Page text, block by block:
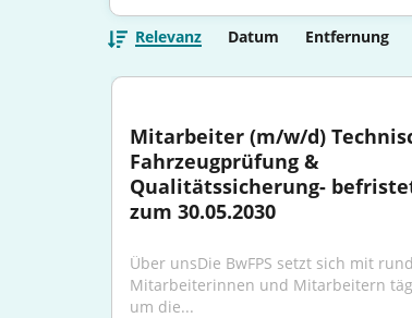
Relevanz Datum Entfernung
Mitarbeiter (m/w/d)
Fahrzeugprüfung &
Qualitätssicherung-
zum 30.05.2030
Über unsDie BwFPS setzt sich mit
Mitarbeiterinnen und Mitarbeitern
um die...